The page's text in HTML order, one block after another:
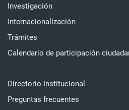
Investigación
Internacionalización
Trámites
Calendario de participación
Directorio Institucional
Preguntas frecuentes